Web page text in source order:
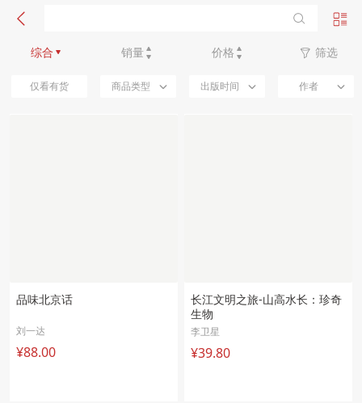
综合 销量 价格 筛选
新品优先
仅看有货 商品类型 出版时间 作者
品味北京话
刘一达
¥88.00
长江文明之旅-山高水长：珍奇
生物
李卫星
¥39.80